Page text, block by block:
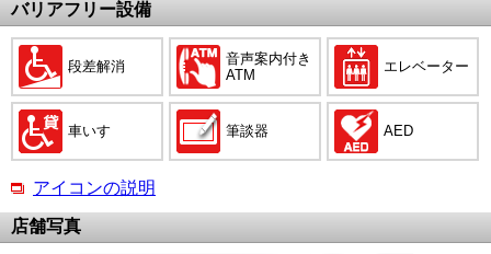
バリアフリー設備
段差解消
音声案内付き
ATM
エレベーター
車いす 筆談器 AED
アイコンの説明
店舗写真